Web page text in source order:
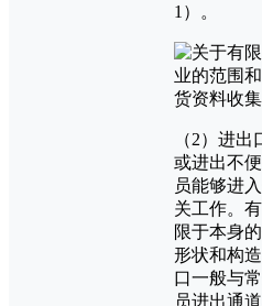
1）。
（2）进出
或进出不
员能够进
关工作。
限于本身的
形状和构
口一般与
员进出通